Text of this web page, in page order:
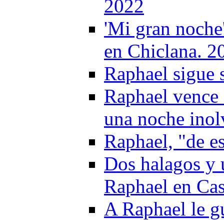
2022
'Mi gran
en Chiclana.
Raphael sigue
Raphael
una noche
Raphael, "de
Dos halagos y
Raphael en
A Raphael le